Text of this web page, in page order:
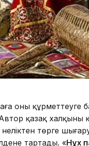
оны
қазақ халқының
төрге
тартады. «Нұх